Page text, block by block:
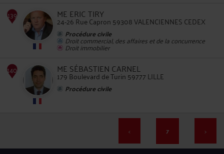
135 ME ERIC TIRY
24-26 Rue Capron 59308 VALENCIENNES CEDEX
Procédure civile
Droit commercial, des affaires et de la concurrence
Droit immobilier
ME SÉBASTIEN CARNEL
179 Boulevard de Turin 59777 LILLE
Procédure civile
< 7 >